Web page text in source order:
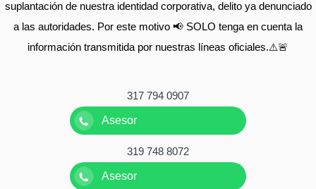
suplantación de nuestra identidad corporativa, delito ya denunciado
a las autoridades. Por este motivo 📢 SOLO tenga en cuenta la
información transmitida por nuestras líneas oficiales.⚠️🚨
317 794 0907
Asesor
319 748 8072
Asesor